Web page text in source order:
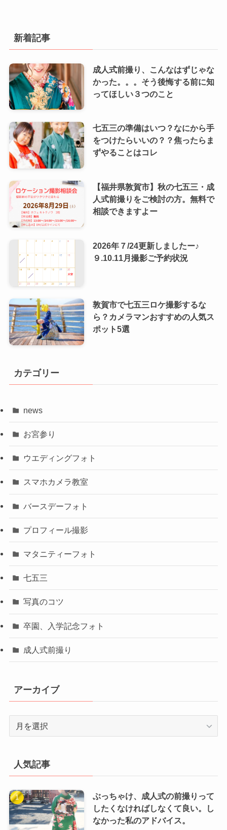
新着記事
成人式前撮り、こんなはずじゃな
かった。。。そう後悔する前に知
ってほしい３つのこと
七五三の準備はいつ？なにから手
をつけたらいいの？？焦ったらま
ずやることはコレ
【福井県敦賀市】秋の七五三・成
人式前撮りをご検討の方。無料で
相談できますよー
2026年７/24更新しましたー♪
９.10.11月撮影ご予約状況
敦賀市で七五三ロケ撮影するな
ら？カメラマンおすすめの人気ス
ポット5選
カテゴリー
news
お宮参り
ウエディングフォト
スマホカメラ教室
バースデーフォト
プロフィール撮影
マタニティーフォト
七五三
写真のコツ
卒園、入学記念フォト
成人式前撮り
アーカイブ
ブ
人気記事
ぶっちゃけ、成人式の前撮りって
したくなければしなくて良い。し
なかった私のアドバイス。